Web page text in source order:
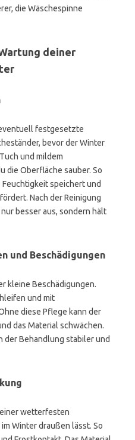
die Wäschespinne
deiner
festgesetzte
bevor der Winter
und mildem
die Oberfläche sauber. So
speichert und
Nach der Reinigung
besser aus, sondern hält
und Beschädigungen
kleine Beschädigungen.
und mit
diese Pflege kann der
das Material schwächen.
der Behandlung stabiler und
wetterfesten
Winter draußen lässt. So